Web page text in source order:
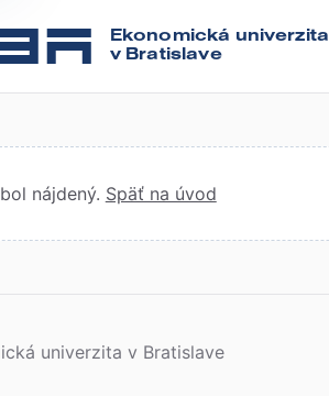
Ekonomická univerzita
v Bratislave
nájdený. Späť na úvod
univerzita v Bratislave